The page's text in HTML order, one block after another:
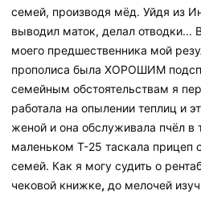
семей, производя мёд. Уйдя из
выводил маток, делал отводки...
моего предшественника мой
прополиса была ХОРОШИМ
семейным обстоятельствам я
работала на опылении теплиц и
женой и она обслуживала пчёл
маленьком Т-25 таскала прицеп
семей. Как я могу судить о
чековой книжке, до мелочей